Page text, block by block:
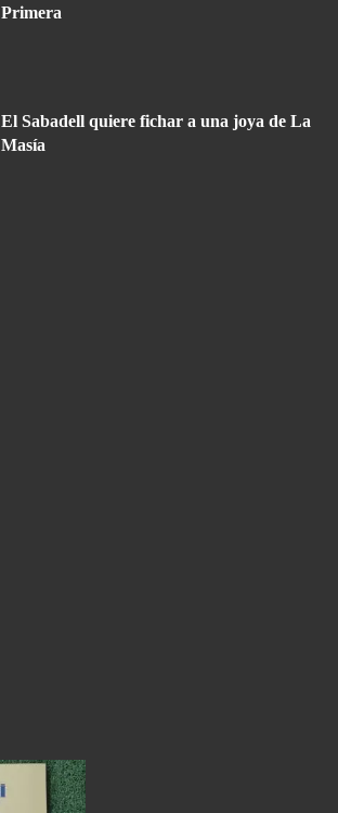
Primera
El Sabadell quiere fichar a una joya de La
Masía